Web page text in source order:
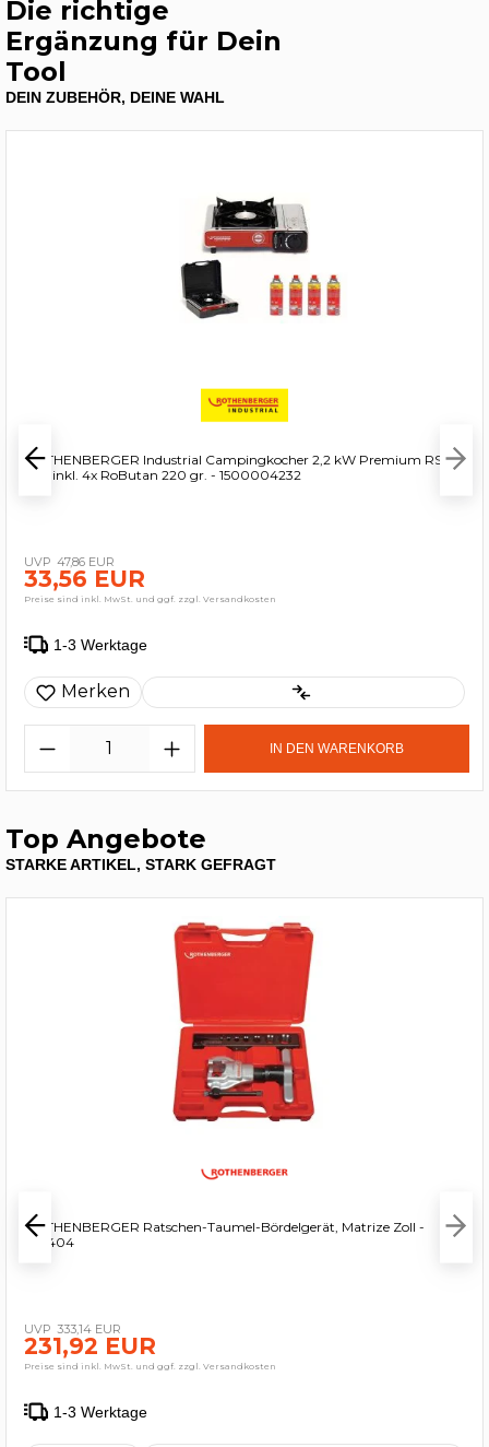
Die richtige
Ergänzung für Dein
Tool
DEIN ZUBEHÖR, DEINE WAHL
ROTHENBERGER Industrial Campingkocher 2,2 kW Premium RS
220 inkl. 4x RoButan 220 gr. - 1500004232
47,86 EUR
33,56 EUR
Preise sind inkl. MwSt. und ggf. zzgl. Versandkosten
1-3 Werktage
Merken
IN DEN WARENKORB
Top Angebote
STARKE ARTIKEL, STARK GEFRAGT
ROTHENBERGER Ratschen-Taumel-Bördelgerät, Matrize Zoll -
222404
333,14 EUR
231,92 EUR
Preise sind inkl. MwSt. und ggf. zzgl. Versandkosten
1-3 Werktage